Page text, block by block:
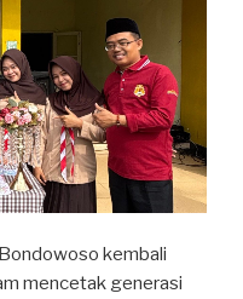
kembali
mencetak generasi